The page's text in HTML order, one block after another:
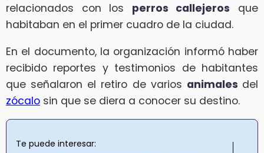
relacionados con los perros callejeros que
habitaban en el primer cuadro de la ciudad.
En el documento, la organización informó haber
recibido reportes y testimonios de habitantes
que señalaron el retiro de varios animales del
zócalo sin que se diera a conocer su destino.
Te puede interesar: